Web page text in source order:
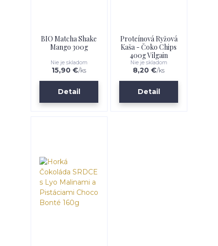
BIO Matcha Shake
Mango 300g
15,90 €/ks
Nie je skladom
Detail
Proteínová Ryžová
Kaša - Čoko Chips
400g Vilgain
8,20 €/ks
Nie je skladom
Detail